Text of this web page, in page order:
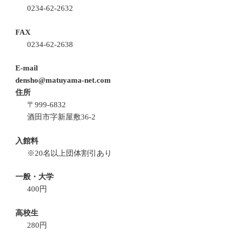
0234-62-2632
FAX
0234-62-2638
E-mail
densho@matuyama-net.com
住所
〒999-6832
酒田市字新屋敷36-2
入館料
※20名以上団体割引あり
一般・大学
400円
高校生
280円